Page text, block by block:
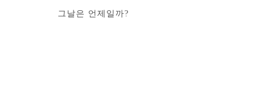
그날은 언제일까?